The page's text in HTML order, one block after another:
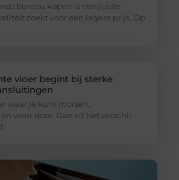
bureau kopen is een juiste
zoekt voor een lagere prijs. Op
vloer begint bij sterke
waar je kunt morsen,
weer door. Dan zit het verschil